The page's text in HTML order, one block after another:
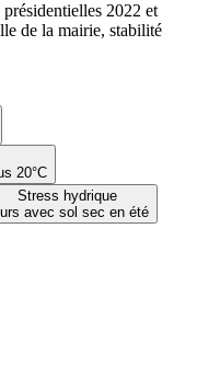
20°C
Stress hydrique
avec sol sec en été
2022 et
de la mairie, stabilité